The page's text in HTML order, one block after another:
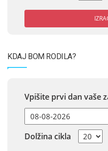
KDAJ BOM RODILA?
Vpišite prvi dan vaše
Dolžina cikla